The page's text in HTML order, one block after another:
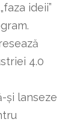
ideii”
4.0
și lanseze